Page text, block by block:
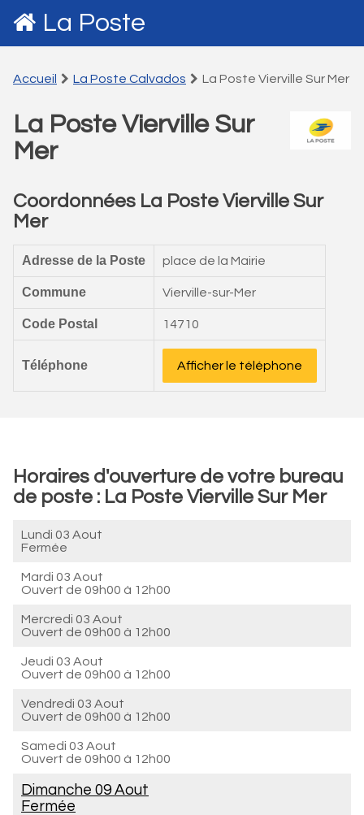
La Poste
Accueil La Poste Calvados La Poste Vierville Sur Mer
La Poste Vierville Sur
Mer
Coordonnées La Poste Vierville Sur
Mer
Adresse de la Poste place de la Mairie
Commune Vierville-sur-Mer
Code Postal 14710
Téléphone Afficher le téléphone
Horaires d'ouverture de votre bureau
de poste : La Poste Vierville Sur Mer
Lundi 03 Aout
Fermée
Mardi 03 Aout
Ouvert de 09h00 à 12h00
Mercredi 03 Aout
Ouvert de 09h00 à 12h00
Jeudi 03 Aout
Ouvert de 09h00 à 12h00
Vendredi 03 Aout
Ouvert de 09h00 à 12h00
Samedi 03 Aout
Ouvert de 09h00 à 12h00
Dimanche 09 Aout
Fermée